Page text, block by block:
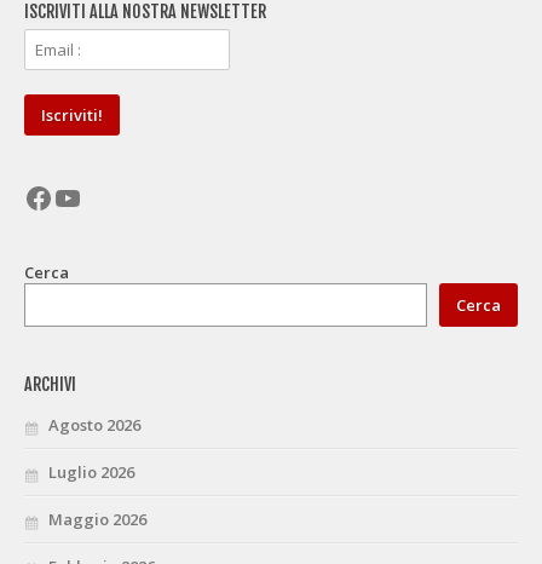
ISCRIVITI ALLA NOSTRA NEWSLETTER
Facebook
YouTube
Cerca
Cerca
ARCHIVI
Agosto 2026
Luglio 2026
Maggio 2026